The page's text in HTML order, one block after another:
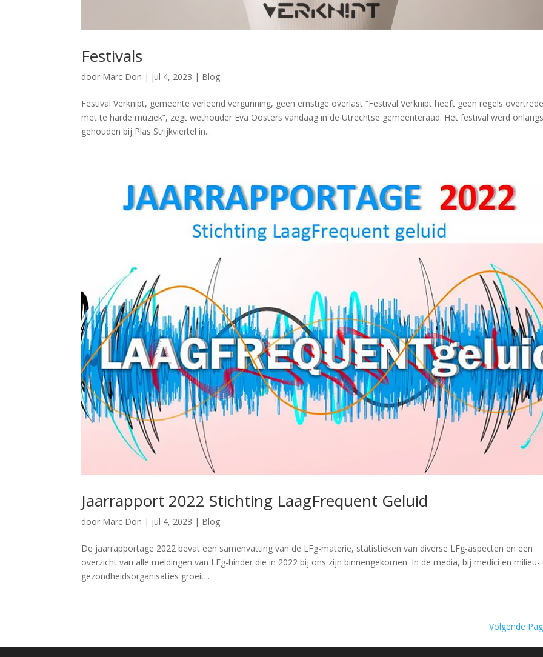
Festivals
door Marc Don | jul 4, 2023 | Blog
Festival Verknipt, gemeente verleend vergunning, geen ernstige overlast “Festival Verknipt heeft geen regels
met te harde muziek”, zegt wethouder Eva Oosters vandaag in de Utrechtse gemeenteraad. Het festival werd
gehouden bij Plas Strijkviertel in...
Jaarrapport 2022 Stichting LaagFrequent Geluid
door Marc Don | jul 4, 2023 | Blog
De jaarrapportage 2022 bevat een samenvatting van de LFg-materie, statistieken van diverse LFg-aspecten en een
overzicht van alle meldingen van LFg-hinder die in 2022 bij ons zijn binnengekomen. In de media, bij medici en milieu-
gezondheidsorganisaties groeit...
Volgende